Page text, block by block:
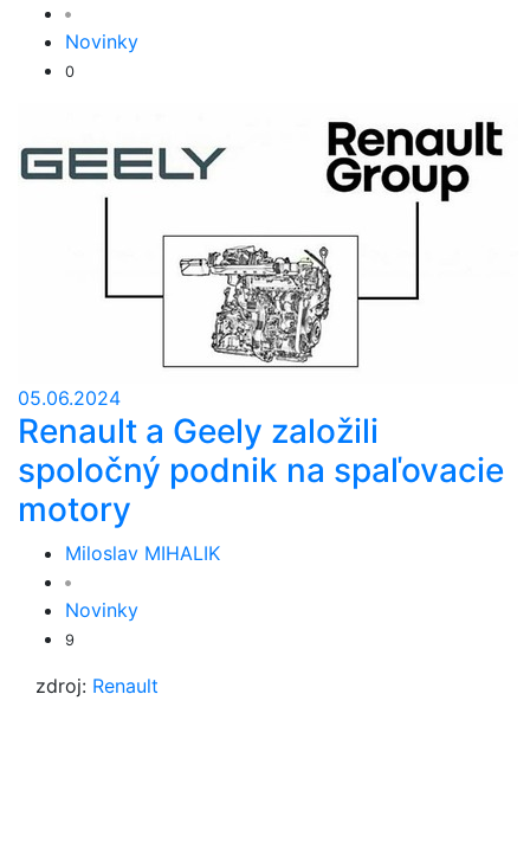
Novinky
0
05.06.2024
Renault a Geely založili
spoločný podnik na spaľovacie
motory
Miloslav MIHALIK
Novinky
9
zdroj: Renault